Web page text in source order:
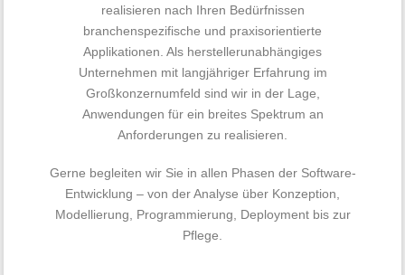
realisieren nach Ihren Bedürfnissen
branchenspezifische und praxisorientierte
Applikationen. Als herstellerunabhängiges
Unternehmen mit langjähriger Erfahrung im
Großkonzernumfeld sind wir in der Lage,
Anwendungen für ein breites Spektrum an
Anforderungen zu realisieren.
Gerne begleiten wir Sie in allen Phasen der Software-
Entwicklung – von der Analyse über Konzeption,
Modellierung, Pro­gram­mie­rung, Deployment bis zur
Pflege.